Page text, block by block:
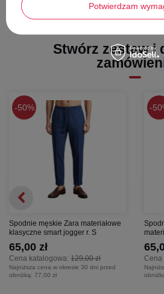
Stwórz zestaw i
50%
Spodnie męskie Zara materiałowe
klasyczne smart jogger r. S
Cena katalogowa: 129,00 zł
65,00 zł
Najniższa cena w okresie 30 dni przed
obniżką: 77,00 zł
Cena
Potwierdzam